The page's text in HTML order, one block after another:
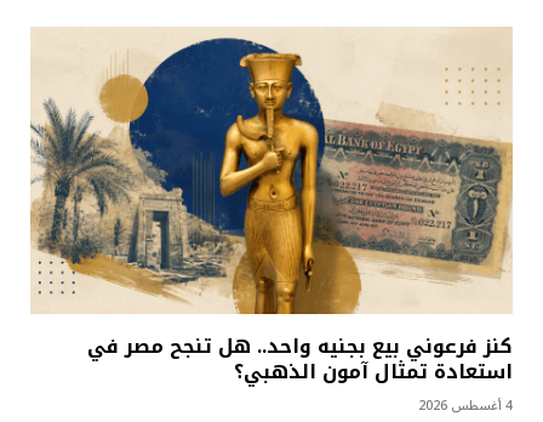
كنز فرعوني بيع بجنيه واحد.. هل تنجح مصر في
استعادة تمثال آمون الذهبي؟
4 أغسطس 2026